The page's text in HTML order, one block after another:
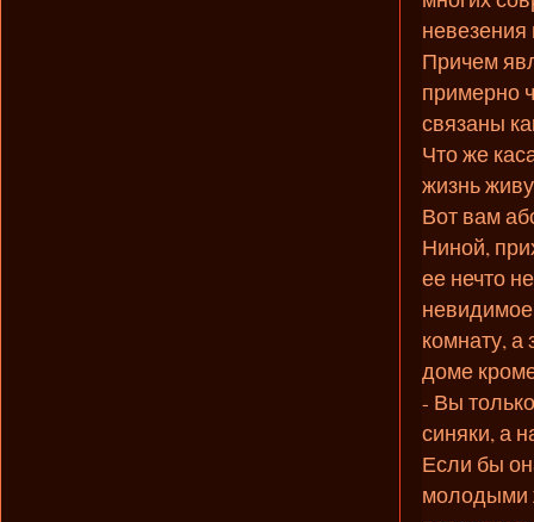
невезения
Причем
примерно
связаны
Что же
жизнь
Вот вам
Ниной,
ее нечто
комнату, а
доме
- Вы
синяки, а
Если бы
молодыми